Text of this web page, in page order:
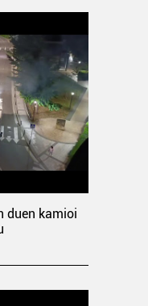
duen kamioi